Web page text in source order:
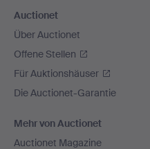
Auctionet
Über Auctionet
Offene Stellen
Für Auktionshäuser
Die Auctionet-Garantie
Mehr von Auctionet
Auctionet Magazine